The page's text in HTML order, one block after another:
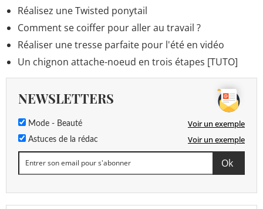
Réalisez une Twisted ponytail
Comment se coiffer pour aller au travail ?
Réaliser une tresse parfaite pour l'été en vidéo
Un chignon attache-noeud en trois étapes [TUTO]
NEWSLETTERS
Mode - Beauté Voir un exemple
Astuces de la rédac Voir un exemple